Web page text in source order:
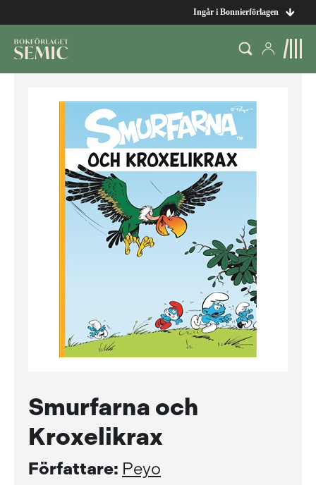
Ingår i Bonnierförlagen
Smurfarna och
Kroxelikrax
Författare: Peyo